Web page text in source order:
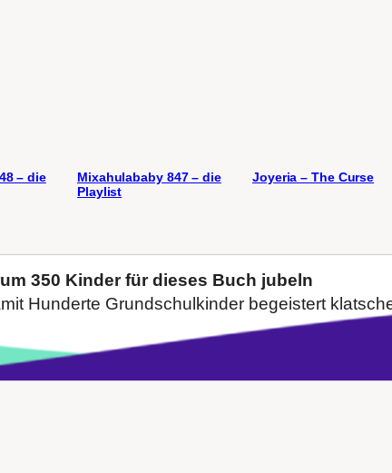
– die
Mixahulababy 847 – die
Playlist
Joyeria – The Curse
350 Kinder für dieses Buch jubeln
Hunderte Grundschulkinder begeistert